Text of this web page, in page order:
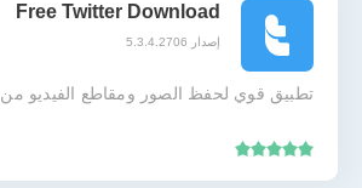
Free Twitter Download
إصدار 5.3.4.2706
تطبيق قوي لحفظ الصور ومقاطع الفيديو من Twitter.